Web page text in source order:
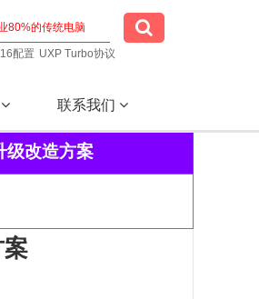
配置 UXP Turbo协议
联系我们
级改造方案